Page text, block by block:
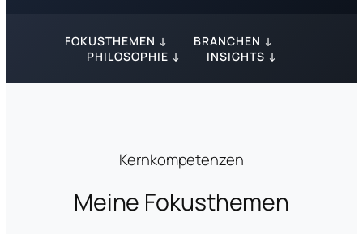
FOKUSTHEMEN ↓
BRANCHEN ↓
PHILOSOPHIE ↓
INSIGHTS ↓
Kernkompetenzen
Meine Fokusthemen